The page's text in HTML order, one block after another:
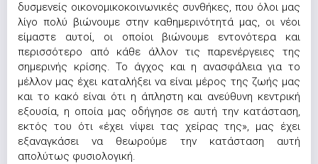
δυσμενείς οικονομικοκοινωνικές συνθήκες, που όλοι μας
λίγο πολύ βιώνουμε στην καθημερινότητά μας, οι νέοι
είμαστε αυτοί, οι οποίοι βιώνουμε εντονότερα και
περισσότερο από κάθε άλλον τις παρενέργειες της
σημερινής κρίσης. Το άγχος και η ανασφάλεια για το
μέλλον μας έχει καταλήξει να είναι μέρος της ζωής μας
και το κακό είναι ότι η άπληστη και ανεύθυνη κεντρική
εξουσία, η οποία μας οδήγησε σε αυτή την κατάσταση,
εκτός του ότι «έχει νίψει τας χείρας της», μας έχει
εξαναγκάσει να θεωρούμε την κατάσταση αυτή
απολύτως φυσιολογική.